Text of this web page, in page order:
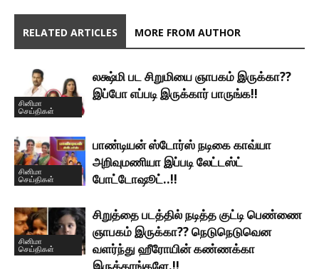
RELATED ARTICLES MORE FROM AUTHOR
சினிமா
செய்திகள்
லக்ஷ்மி பட சிறுமியை ஞாபகம் இருக்கா??
இப்போ எப்படி இருக்கார் பாருங்க!!
சினிமா
செய்திகள்
பாண்டியன் ஸ்டோர்ஸ் நடிகை காவ்யா
அறிவுமணியா இப்படி லேட்டஸ்ட்
போட்டோஷூட்..!!
சினிமா
செய்திகள்
சிறுத்தை படத்தில் நடித்த குட்டி பெண்ணை
ஞாபகம் இருக்கா?? நெடுநெடுவென
வளர்ந்து ஹீரோயின் கண்ணக்கா